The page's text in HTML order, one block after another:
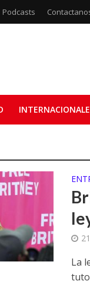
Podcasts
La